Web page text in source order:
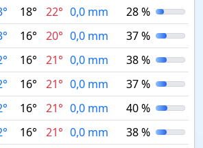
18° 22° 0,0 mm
28 %
16° 20° 0,0 mm
37 %
16° 21° 0,0 mm
38 %
16° 21° 0,0 mm
37 %
16° 21° 0,0 mm
40 %
16° 21° 0,0 mm
38 %